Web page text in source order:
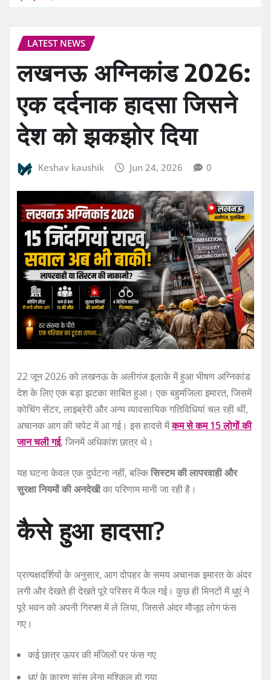
LATEST NEWS
लखनऊ अग्निकांड 2026:
एक दर्दनाक हादसा जिसने
देश को झकझोर दिया
Keshav kaushik Jun 24, 2026 0
22 जून 2026 को लखनऊ के अलीगंज इलाके में हुआ भीषण अग्निकांड
देश के लिए एक बड़ा झटका साबित हुआ। एक बहुमंजिला इमारत, जिसमें
कोचिंग सेंटर, लाइब्रेरी और अन्य व्यावसायिक गतिविधियां चल रही थीं,
अचानक आग की चपेट में आ गई। इस हादसे मेंकम से कम 15 लोगों की
जान चली गई, जिनमें अधिकांश छात्र थे।
यह घटना केवल एक दुर्घटना नहीं, बल्किसिस्टम की लापरवाही और
सुरक्षा नियमों की अनदेखीका परिणाम मानी जा रही है।
कैसे हुआ हादसा?
प्रत्यक्षदर्शियों के अनुसार, आग दोपहर के समय अचानक इमारत के अंदर
लगी और देखते ही देखते पूरे परिसर में फैल गई। कुछ ही मिनटों में धुएं ने
पूरे भवन को अपनी गिरफ्त में ले लिया, जिससे अंदर मौजूद लोग फंस
गए।
कई छात्र ऊपर की मंजिलों पर फंस गए
धुएं के कारण सांस लेना मुश्किल हो गया